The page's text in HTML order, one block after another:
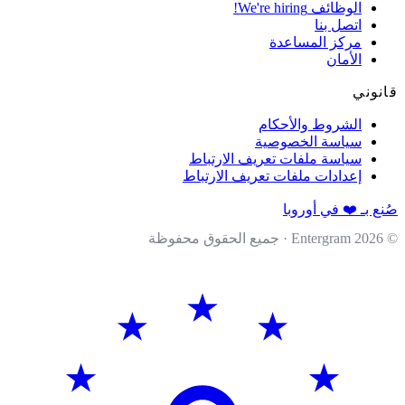
الوظائفWe're hiring!
اتصل بنا
مركز المساعدة
الأمان
الشروط والأحكام
سياسة الخصوصية
سياسة ملفات تعريف الارتباط
إعدادات ملفات تعريف الارتباط
بـ ❤️ في أوروبا
· جميع الحقوق محفوظة